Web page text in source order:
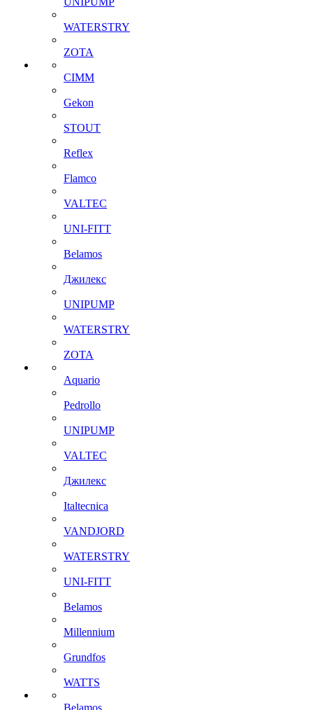
WATERSTRY
ZOTA
CIMM
Gekon
STOUT
Reflex
Flamco
VALTEC
UNI-FITT
Belamos
Джилекс
UNIPUMP
WATERSTRY
ZOTA
Aquario
Pedrollo
UNIPUMP
VALTEC
Джилекс
Italtecnica
VANDJORD
WATERSTRY
UNI-FITT
Belamos
Millennium
Grundfos
WATTS
Belamos